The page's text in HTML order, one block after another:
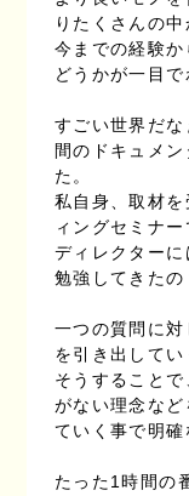
りたくさんの
今までの経験
どうかが一目で
すごい世界だ
間のドキュメ
た。
私自身、取材
ィングセミナ
ディレクターに
勉強してきたの
一つの質問に
を引き出してい
そうすること
がない理念な
ていく事で明確
たった1時間の